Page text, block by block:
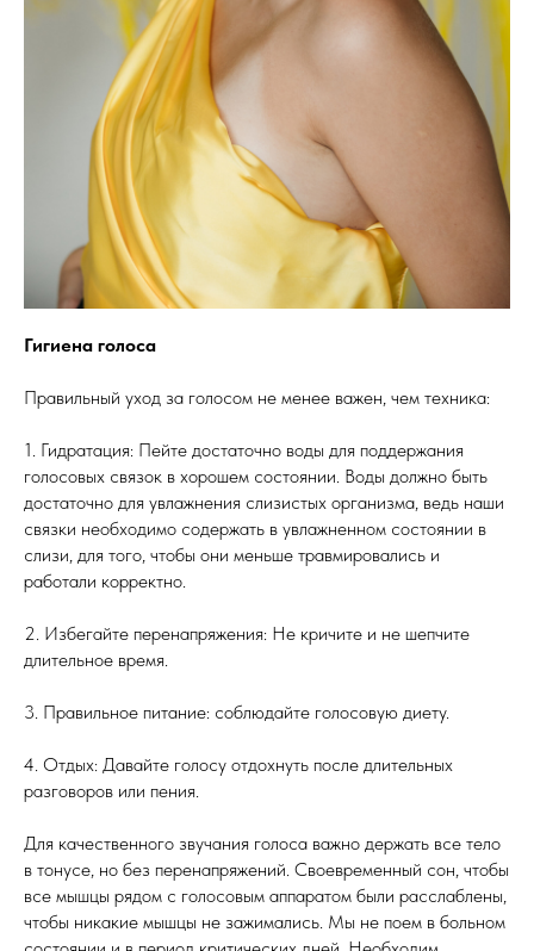
Гигиена голоса
Правильный уход за голосом не менее важен, чем техника:
1. Гидратация: Пейте достаточно воды для поддержания
голосовых связок в хорошем состоянии. Воды должно быть
достаточно для увлажнения слизистых организма, ведь наши
связки необходимо содержать в увлажненном состоянии в
слизи, для того, чтобы они меньше травмировались и
работали корректно.
2. Избегайте перенапряжения: Не кричите и не шепчите
длительное время.
3. Правильное питание: соблюдайте голосовую диету.
4. Отдых: Давайте голосу отдохнуть после длительных
разговоров или пения.
Для качественного звучания голоса важно держать все тело
в тонусе, но без перенапряжений. Своевременный сон, чтобы
все мышцы рядом с голосовым аппаратом были расслаблены,
чтобы никакие мышцы не зажимались. Мы не поем в больном